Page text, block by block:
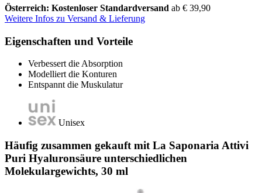
Österreich: Kostenloser Standardversand ab € 39,90
Weitere Infos zu Versand & Lieferung
Eigenschaften und Vorteile
Verbessert die Absorption
Modelliert die Konturen
Entspannt die Muskulatur
Unisex
Häufig zusammen gekauft mit La Saponaria Attivi
Puri Hyaluronsäure unterschiedlichen
Molekulargewichts, 30 ml